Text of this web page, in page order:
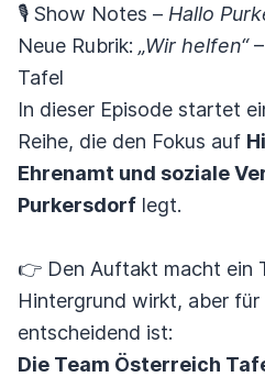
🎙️ Show Notes – Hallo
Neue Rubrik: „Wir helfen“–
Tafel
In dieser Episode startet
Reihe, die den Fokus auf
Ehrenamt und soziale
Purkersdorf legt.
👉 Den Auftakt macht ein
Hintergrund wirkt, aber für
entscheidend ist:
Die Team Österreich